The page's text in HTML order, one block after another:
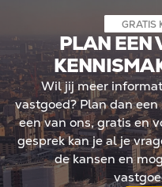
GRATIS
PLAN
Wil jij meer
vastgoed? Plan dan
een van ons, gratis en
gesprek kan je al je
de kansen en